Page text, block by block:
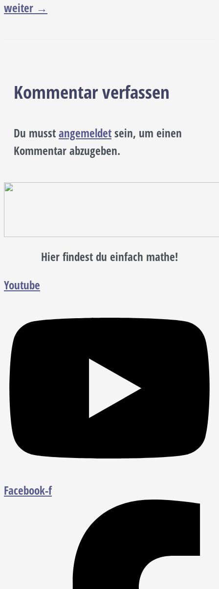
weiter →
Kommentar verfassen
Du musstangemeldetsein, um einen
Kommentar abzugeben.
Hier findest du einfach mathe!
Youtube
Facebook-f